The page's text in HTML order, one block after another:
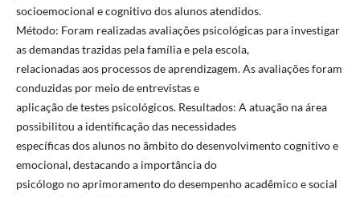
socioemocional e cognitivo dos alunos atendidos.
Método: Foram realizadas avaliações psicológicas para investigar
as demandas trazidas pela família e pela escola,
relacionadas aos processos de aprendizagem. As avaliações foram
conduzidas por meio de entrevistas e
aplicação de testes psicológicos. Resultados: A atuação na área
possibilitou a identificação das necessidades
específicas dos alunos no âmbito do desenvolvimento cognitivo e
emocional, destacando a importância do
psicólogo no aprimoramento do desempenho acadêmico e social